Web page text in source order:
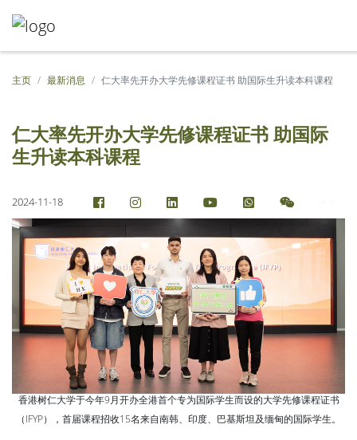
主页 最新消息 仁大率先开办大学先修课程证书 助国际生升读本科课程
仁大率先开办大学先修课程证书 助国际
生升读本科课程
2024-11-18
香港树仁大学于今年9月开办全港首个专为国际学生而设的大学先修课程证书
（IFYP），首届课程招收15名来自南韩、印度、巴基斯坦及缅甸的国际学生。